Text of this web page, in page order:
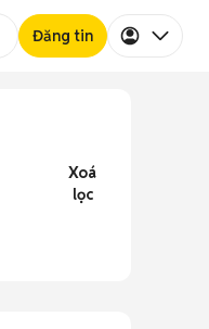
Đăng tin
Xoá
lọc